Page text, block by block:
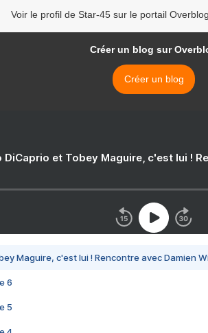
Voir le profil de Star-45 sur le portail Overblog
Créer un blog sur
Créer un blog
DiCaprio et Tobey Maguire, c'est lui !
Maguire, c'est lui ! Rencontre avec Damien
6
5